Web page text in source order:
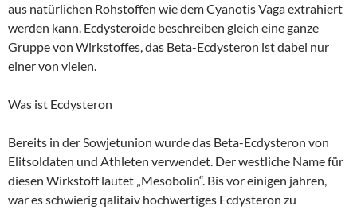
aus natürlichen Rohstoffen wie dem Cyanotis Vaga extrahiert
werden kann. Ecdysteroide beschreiben gleich eine ganze
Gruppe von Wirkstoffes, das Beta-Ecdysteron ist dabei nur
einer von vielen.
Was ist Ecdysteron
Bereits in der Sowjetunion wurde das Beta-Ecdysteron von
Elitsoldaten und Athleten verwendet. Der westliche Name für
diesen Wirkstoff lautet „Mesobolin“. Bis vor einigen jahren,
war es schwierig qalitaiv hochwertiges Ecdysteron zu